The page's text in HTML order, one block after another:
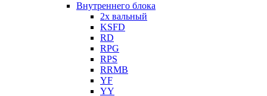
Внутреннего блока
2х вальный
KSFD
RD
RPG
RPS
RRMB
YF
YY